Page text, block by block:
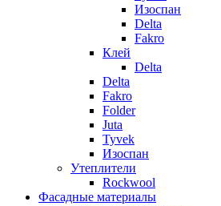
Изоспан
Delta
Fakro
Клей
Delta
Delta
Fakro
Folder
Juta
Tyvek
Изоспан
Утеплители
Rockwool
Фасадные материалы